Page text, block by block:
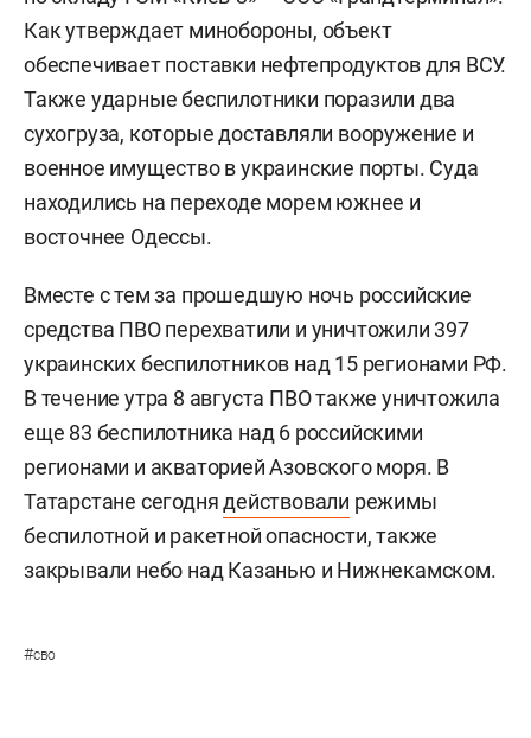
Как утверждает минобороны, объект
обеспечивает поставки нефтепродуктов для ВСУ.
Также ударные беспилотники поразили два
сухогруза, которые доставляли вооружение и
военное имущество в украинские порты. Суда
находились на переходе морем южнее и
восточнее Одессы.
Вместе с тем за прошедшую ночь российские
средства ПВО перехватили и уничтожили 397
украинских беспилотников над 15 регионами РФ.
В течение утра 8 августа ПВО также уничтожила
еще 83 беспилотника над 6 российскими
регионами и акваторией Азовского моря. В
Татарстане сегоднядействовали режимы
беспилотной и ракетной опасности, также
закрывали небо над Казанью и Нижнекамском.
#сво